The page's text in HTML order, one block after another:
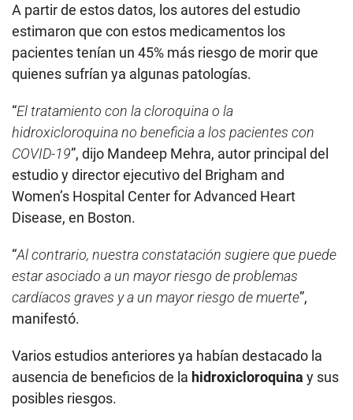
A partir de estos datos, los autores del estudio
estimaron que con estos medicamentos los
pacientes tenían un 45% más riesgo de morir que
quienes sufrían ya algunas patologías.
“El tratamiento con la cloroquina o la
hidroxicloroquina no beneficia a los pacientes con
COVID-19”, dijo Mandeep Mehra, autor principal del
estudio y director ejecutivo del Brigham and
Women’s Hospital Center for Advanced Heart
Disease, en Boston.
“Al contrario, nuestra constatación sugiere que puede
estar asociado a un mayor riesgo de problemas
cardíacos graves y a un mayor riesgo de muerte”,
manifestó.
Varios estudios anteriores ya habían destacado la
ausencia de beneficios de la hidroxicloroquina y sus
posibles riesgos.